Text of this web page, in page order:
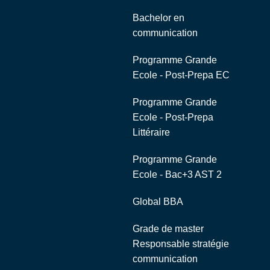
Bachelor en
communication
Programme Grande
Ecole - Post-Prepa EC
Programme Grande
Ecole - Post-Prepa
Littéraire
Programme Grande
Ecole - Bac+3 AST 2
Global BBA
Grade de master
Responsable stratégie
communication